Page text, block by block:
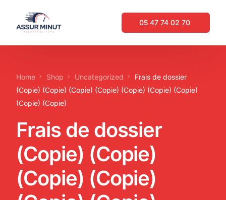
05 47 74 02 70 ‬
Home Shop Uncategorized
Frais de dossier
(Copie) (Copie) (Copie) (Copie) (Copie) (Copie) (Copie)
(Copie) (Copie)
Frais de dossier
(Copie) (Copie)
(Copie) (Copie)
ASSURANCE AUTO EN LIGNE IMMÉDIATE